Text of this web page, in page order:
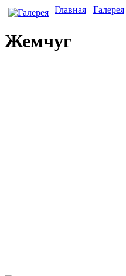
Главная Галерея
Жемчуг